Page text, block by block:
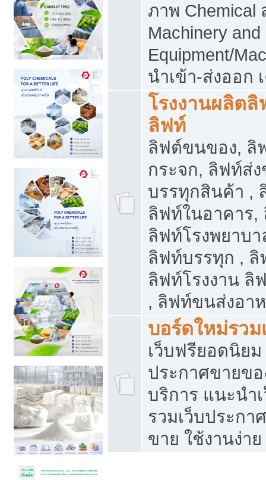
ภาพ Chemical
Machinery
Equipment/
นำเข้า-ส่งออก
โรงงานผลิต
ลิฟท์
ลิฟต์ขนของ, ลิ
กระจก, ลิฟท์ส่
บรรทุกสินค้า ,
ลิฟท์ในอาคาร,
ลิฟท์โรงพยาบ
ลิฟท์บรรทุก ,
ลิฟท์โรงงาน ลิ
, ลิฟท์ขนส่งอา
บอร์ดใหม่รว
เว็บฟรียอดนิย
ประกาศขายข
บริการ แนะนำ
รวมเว็บประกา
ขาย ใช้งานง่าย